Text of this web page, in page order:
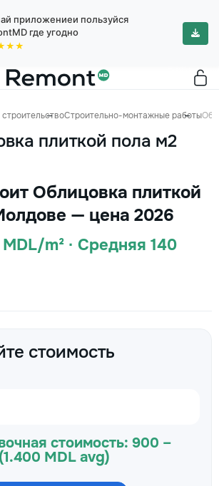
приложениеи пользуйся
где угодно
Строительно-монтажные работы
плиткой пола м2
Облицовка плиткой
— цена 2026
m² · Средняя 140
стоимость
стоимость: 900 –
MDL avg)